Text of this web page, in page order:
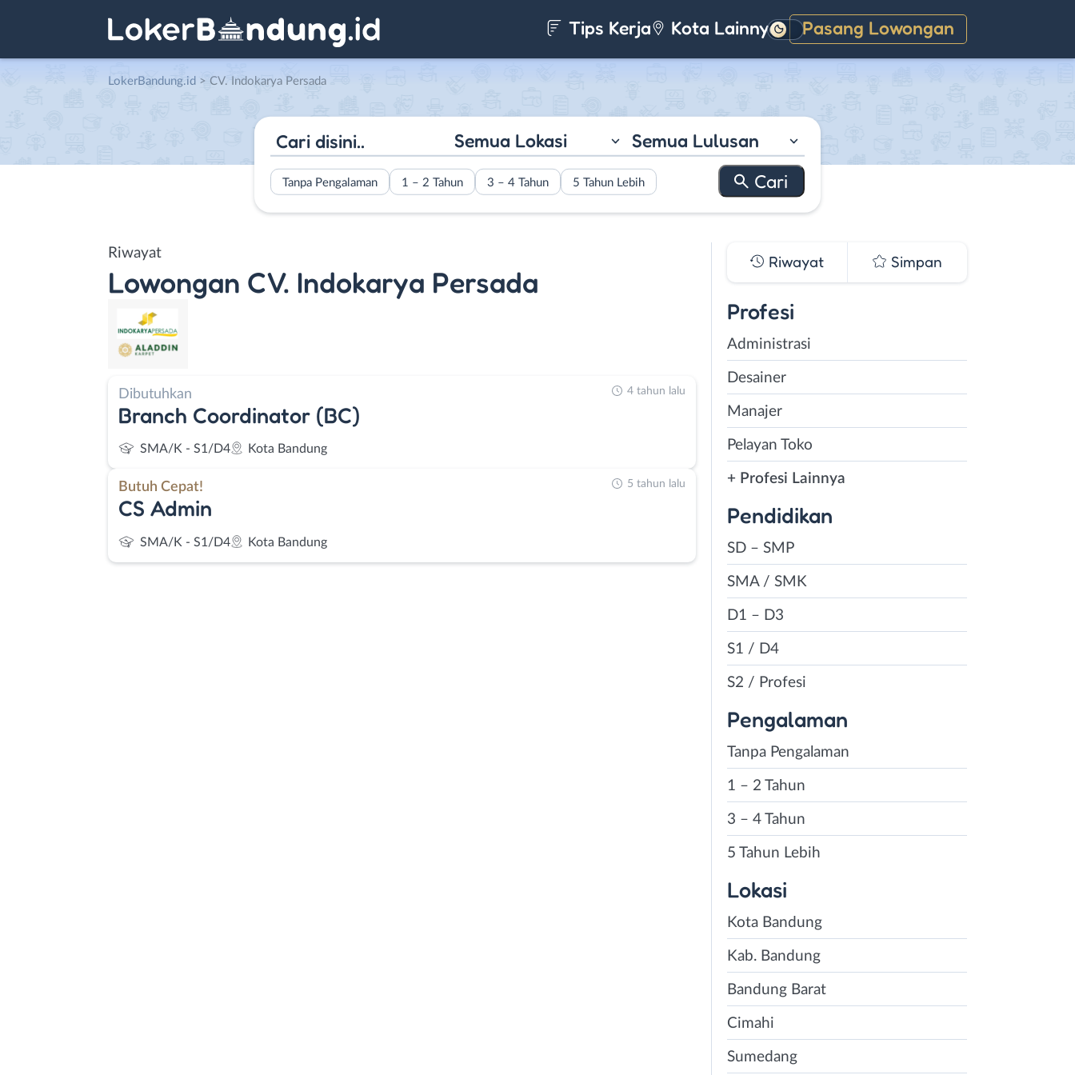
Tips Kerja Kota Lainnya Pasang Lowongan
Gelap
LokerBandung.id > CV. Indokarya Persada
Semua Lokasi Semua Lulusan
Tanpa Pengalaman 1 – 2 Tahun 3 – 4 Tahun 5 Tahun Lebih
Riwayat
Lowongan CV. Indokarya Persada
Dibutuhkan
Branch Coordinator (BC)
SMA/K - S1/D4 Kota Bandung
4 tahun lalu
Butuh Cepat!
CS Admin
SMA/K - S1/D4 Kota Bandung
5 tahun lalu
Riwayat Simpan
Profesi
Administrasi
Desainer
Manajer
Pelayan Toko
+ Profesi Lainnya
Pendidikan
SD – SMP
SMA / SMK
D1 – D3
S1 / D4
S2 / Profesi
Pengalaman
Tanpa Pengalaman
1 – 2 Tahun
3 – 4 Tahun
5 Tahun Lebih
Lokasi
Kota Bandung
Kab. Bandung
Bandung Barat
Cimahi
Sumedang